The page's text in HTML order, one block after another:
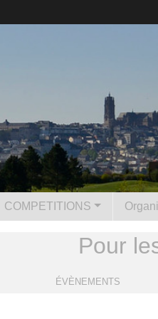
COMPETITIONS
Pour
ÉVÈNEMENTS